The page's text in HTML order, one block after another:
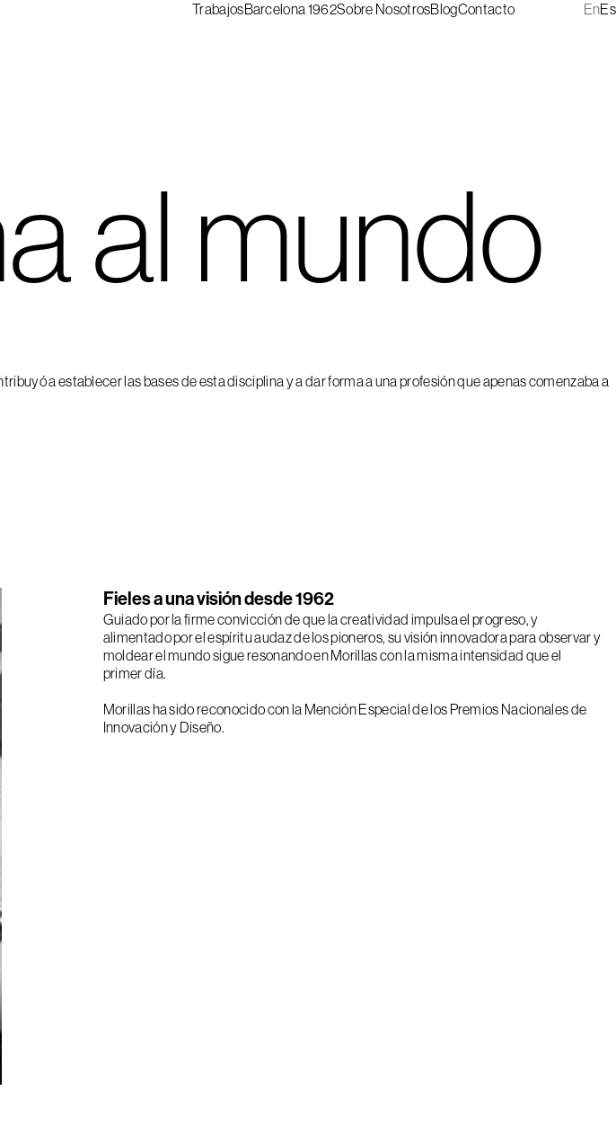
TrabajosBarcelona 1962Sobre NosotrosBlogContacto Es
En
al mundo
a establecer las bases de esta disciplina y a dar forma a una profesión que apenas comenzaba a
Fieles a una visión desde 1962
Guiado por la firme convicción de que la creatividad impulsa el progreso, y
alimentado por el espíritu audaz de los pioneros, su visión innovadora para observar y
moldear el mundo sigue resonando en Morillas con la misma intensidad que el
primer día.
Morillas ha sido reconocido con la Mención Especial de los Premios Nacionales de
Innovación y Diseño.